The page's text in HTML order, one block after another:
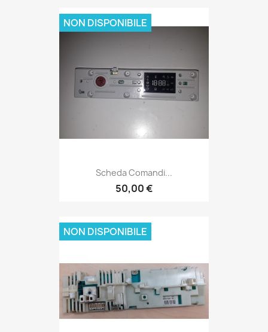
Scheda Comandi...
50,00 €
NON DISPONIBILE
NON DISPONIBILE